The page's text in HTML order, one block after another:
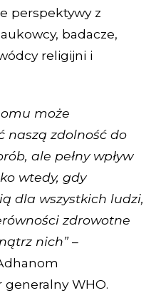
perspektywy z
badacze,
religijni i
może
naszą zdolność do
ale pełny wpływ
wtedy, gdy
dla wszystkich ludzi,
zdrowotne
nich”–
WHO.